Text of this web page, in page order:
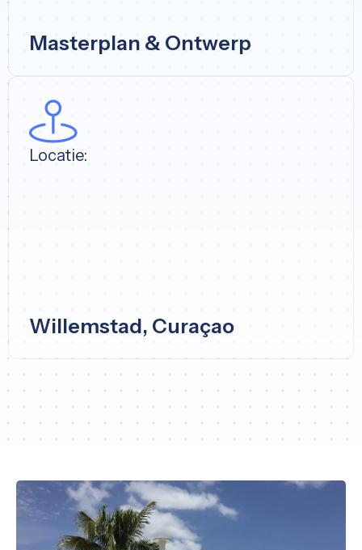
Masterplan & Ontwerp
Locatie:
Willemstad, Curaçao